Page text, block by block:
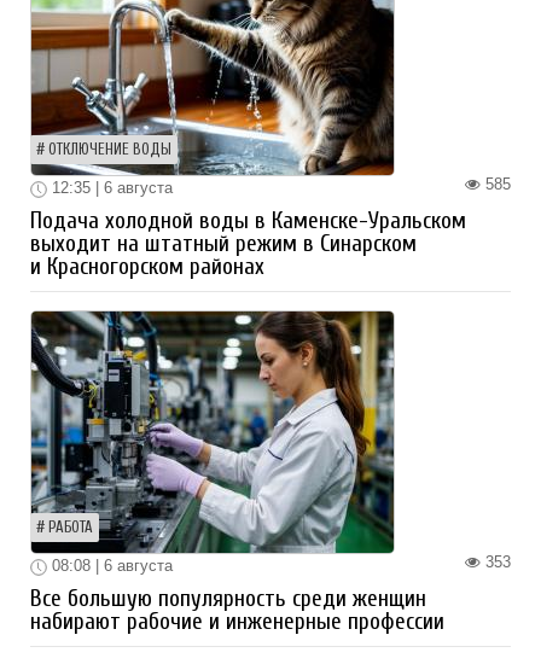
ОТКЛЮЧЕНИЕ ВОДЫ
585
12:35 | 6 августа
Подача холодной воды в Каменске-Уральском
выходит на штатный режим в Синарском
и Красногорском районах
РАБОТА
353
08:08 | 6 августа
Все большую популярность среди женщин
набирают рабочие и инженерные профессии